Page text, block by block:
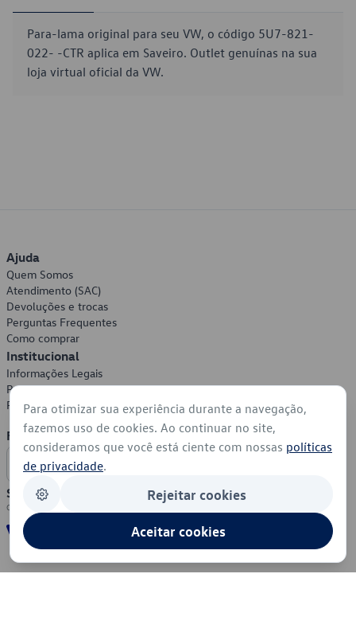
Para-lama original para seu VW, o código 5U7-821-
022- -CTR aplica em Saveiro. Outlet genuínas na sua
loja virtual oficial da VW.
Ajuda
Quem Somos
Atendimento (SAC)
Devoluções e trocas
Perguntas Frequentes
Como comprar
Institucional
Informações Legais
Política de Privacidade
Política de Cookies
Formas de Pagamento
Segurança
Para otimizar sua experiência durante a navegação,
fazemos uso de cookies. Ao continuar no site,
consideramos que você está ciente com nossas políticas
de privacidade.
Rejeitar cookies
Aceitar cookies